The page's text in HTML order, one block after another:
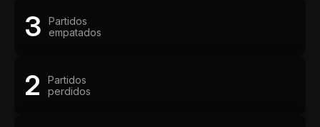
3
Partidos
empatados
2
Partidos
perdidos